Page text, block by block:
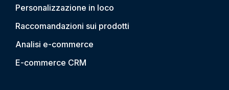
Personalizzazione in loco
Raccomandazioni sui prodotti
Analisi e-commerce
E-commerce CRM